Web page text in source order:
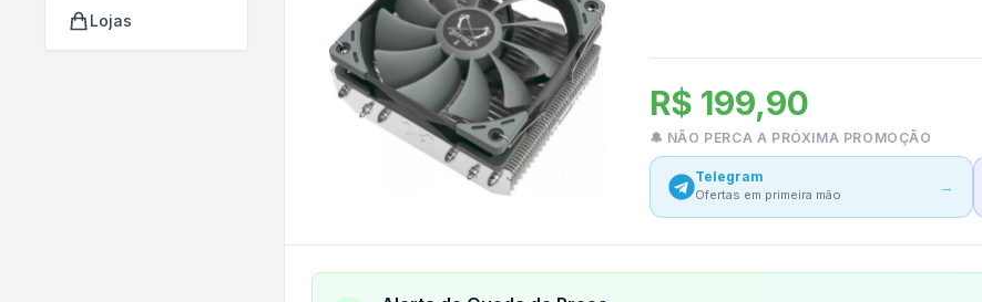
Lojas
R$ 199,90
🔔 NÃO PERCA A PRÓXIMA PROMOÇÃO
Telegram
Ofertas em primeira mão →